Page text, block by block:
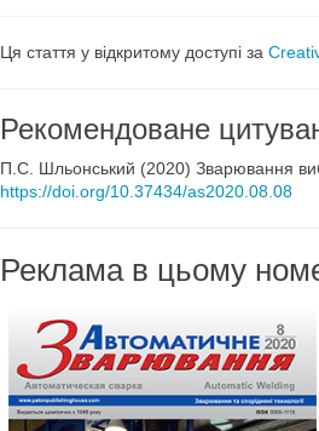
Ця стаття у відкритому доступі за
Рекомендоване
П.С. Шльонський (2020) Зварювання
https://doi.org/10.37434/as2020.08.08
Реклама в цьому